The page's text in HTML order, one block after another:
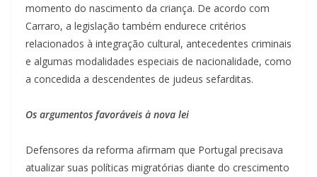
momento do nascimento da criança. De acordo com
Carraro, a legislação também endurece critérios
relacionados à integração cultural, antecedentes criminais
e algumas modalidades especiais de nacionalidade, como
a concedida a descendentes de judeus sefarditas.
Os argumentos favoráveis à nova lei
Defensores da reforma afirmam que Portugal precisava
atualizar suas políticas migratórias diante do crescimento